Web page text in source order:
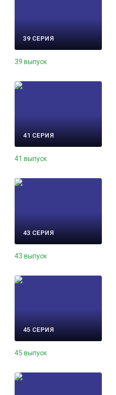
39 СЕРИЯ
39 выпуск
41 СЕРИЯ
41 выпуск
43 СЕРИЯ
43 выпуск
45 СЕРИЯ
45 выпуск